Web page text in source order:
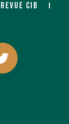
REVUE CIB